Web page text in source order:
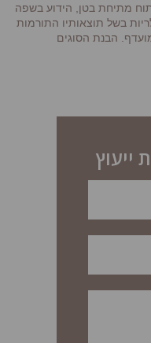
מתיחת בטן, הידוע בשפה
בשל תוצאותיו התורמות
הבנת הסוגים
ייעוץ